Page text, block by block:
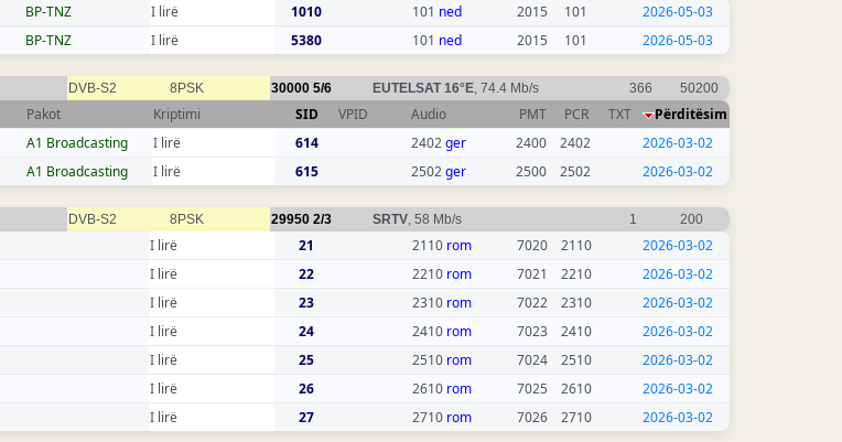
BP-TNZ I lirë 1010 101 ned 2015 101
2026-05-03
BP-TNZ I lirë 5380 101 ned 2015 101 2026-05-03
DVB-S2 8PSK 30000 5/6 EUTELSAT 16°E , 74.4 Mb/s 366 50200
Pakot Kriptimi SID VPID Audio PMT PCR TXT
Përditësim
A1 Broadcasting I lirë 614 2402ger 2400 2402
2026-03-02
A1 Broadcasting I lirë 615 2502ger 2500 2502 2026-03-02
DVB-S2 8PSK 29950 2/3 SRTV , 58 Mb/s 1 200
I lirë 21 2110 rom 7020 2110
2026-03-02
I lirë 22 2210 rom 7021 2210
2026-03-02
I lirë 23 2310 rom 7022 2310
2026-03-02
I lirë 24 2410 rom 7023 2410
2026-03-02
I lirë 25 2510 rom 7024 2510
2026-03-02
I lirë 26 2610 rom 7025 2610
2026-03-02
I lirë 27 2710 rom 7026 2710 2026-03-02